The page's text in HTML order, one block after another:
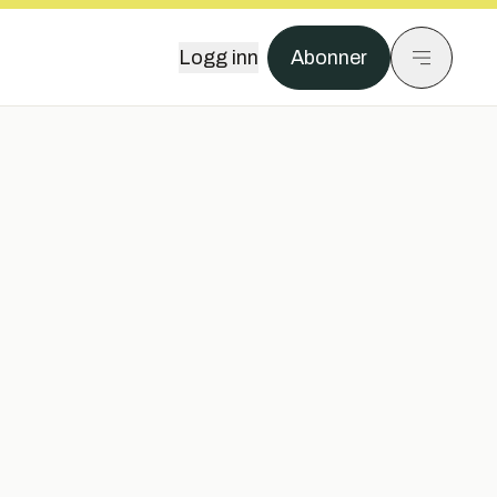
Logg inn Abonner